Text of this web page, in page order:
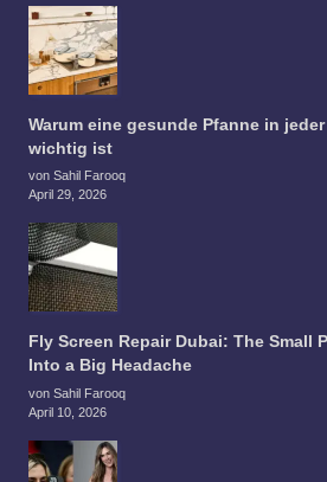
Warum eine gesunde Pfanne in
wichtig ist
von Sahil Farooq
April 29, 2026
Fly Screen Repair Dubai: The Small
Into a Big Headache
von Sahil Farooq
April 10, 2026